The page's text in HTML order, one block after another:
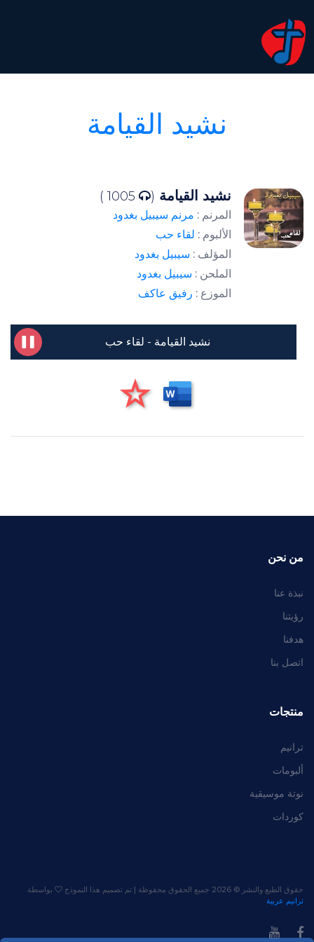
نشيد القيامة
نشيد القيامة (
المرنم : مرنم سيبيل بغدود
الألبوم : لقاء حب
المؤلف : سيبيل بغدود
الملحن : سيبيل بغدود
الموزع : رفيق عاكف
نشيد القيامة - لقاء حب
من نحن
نبذة عنا
رؤيتنا
هدفنا
اتصل بنا
منتجات
ترانيم
ألبومات
نوتة موسيقية
كوردات
حقوق الطبع والنشر © 2026 جميع الحقوق محفوظة | تم تصميم هذا النموذج
بواسطة
ترانيم عربية